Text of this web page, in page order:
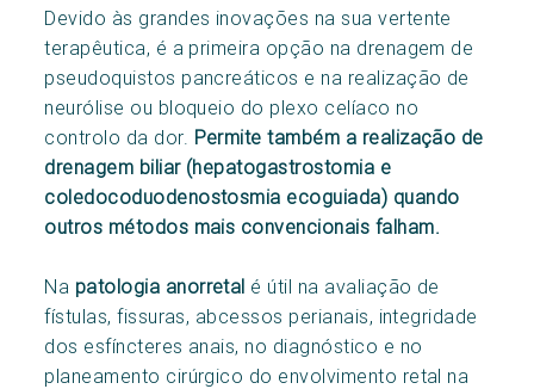
Devido às grandes inovações na sua vertente
terapêutica, é a primeira opção na drenagem de
pseudoquistos pancreáticos e na realização de
neurólise ou bloqueio do plexo celíaco no
controlo da dor. Permite também a realização de
drenagem biliar (hepatogastrostomia e
coledocoduodenostosmia ecoguiada) quando
outros métodos mais convencionais falham.
Na patologia anorretal é útil na avaliação de
fístulas, fissuras, abcessos perianais, integridade
dos esfíncteres anais, no diagnóstico e no
planeamento cirúrgico do envolvimento retal na